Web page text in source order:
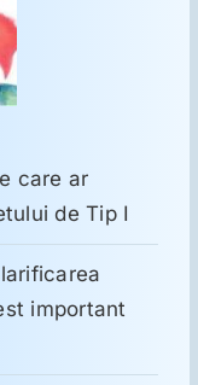
care ar
de Tip I
important